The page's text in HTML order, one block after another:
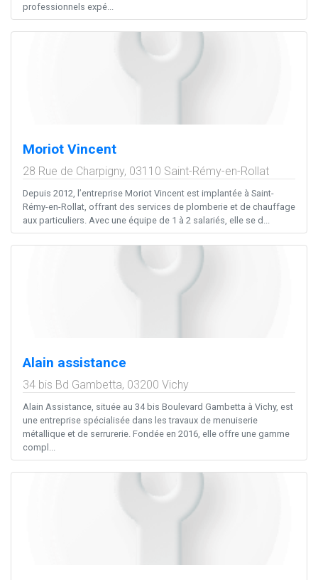
professionnels expé...
Moriot Vincent
28 Rue de Charpigny, 03110 Saint-Rémy-en-Rollat
Depuis 2012, l’entreprise Moriot Vincent est implantée à Saint-
Rémy-en-Rollat, offrant des services de plomberie et de chauffage
aux particuliers. Avec une équipe de 1 à 2 salariés, elle se d...
Alain assistance
34 bis Bd Gambetta, 03200 Vichy
Alain Assistance, située au 34 bis Boulevard Gambetta à Vichy, est
une entreprise spécialisée dans les travaux de menuiserie
métallique et de serrurerie. Fondée en 2016, elle offre une gamme
compl...